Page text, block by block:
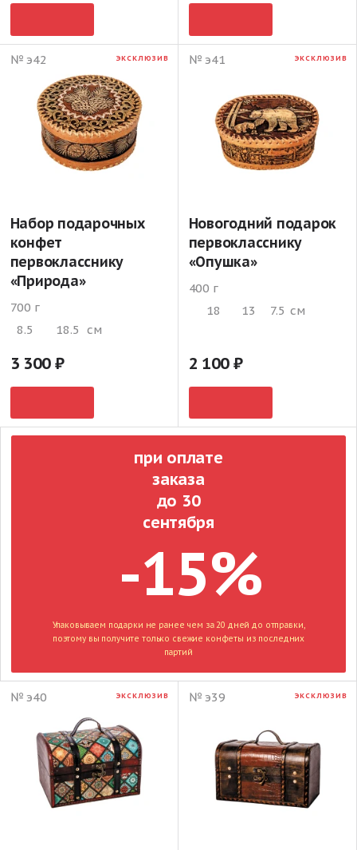
№ э42 ЭКСКЛЮЗИВ
Набор подарочных
конфет
первокласснику
«Природа»
700 г
8.5
18.5 см
3 300
№ э41 ЭКСКЛЮЗИВ
Новогодний подарок
первокласснику
«Опушка»
400 г
18
13 7.5 см
2 100
№ э40 ЭКСКЛЮЗИВ № э39 ЭКСКЛЮЗИВ
-15%
при оплате
заказа
до 30
сентября
Упаковываем подарки не ранее чем за 20 дней до отправки,
поэтому вы получите только свежие конфеты из последних
партий